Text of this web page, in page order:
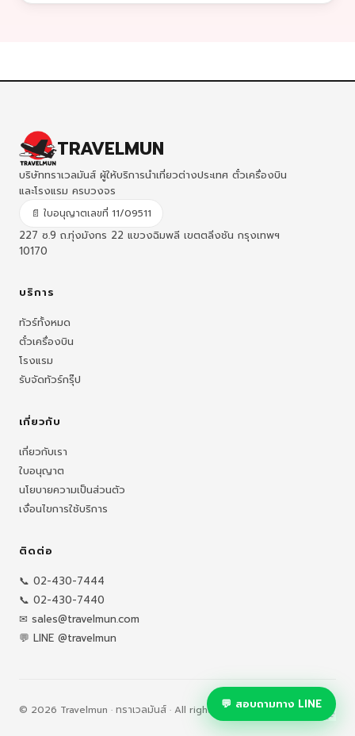
TRAVELMUN
บริษัททราเวลมันส์ ผู้ให้บริการนำเที่ยวต่างประเทศ ตั๋วเครื่องบิน
และโรงแรม ครบวงจร
📄 ใบอนุญาตเลขที่ 11/09511
227 ซ.9 ถ.ทุ่งมังกร 22 แขวงฉิมพลี เขตตลิ่งชัน กรุงเทพฯ
10170
บริการ
ทัวร์ทั้งหมด
ตั๋วเครื่องบิน
โรงแรม
รับจัดทัวร์กรุ๊ป
เกี่ยวกับ
เกี่ยวกับเรา
ใบอนุญาต
นโยบายความเป็นส่วนตัว
เงื่อนไขการใช้บริการ
ติดต่อ
📞 02-430-7444
📞 02-430-7440
✉ sales@travelmun.com
💬 LINE @travelmun
© 2026 Travelmun · ทราเวลมันส์ · All rights reserved💬 สอบถามทาง LINE